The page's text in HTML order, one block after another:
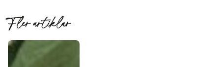
Fler artiklar